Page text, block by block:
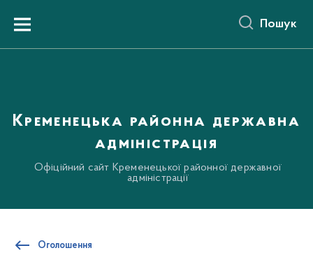
вмістуMenu Пошук
Кременецька районна державна
адміністрація
Офіційний сайт Кременецької районної державної
адміністрації
Оголошення